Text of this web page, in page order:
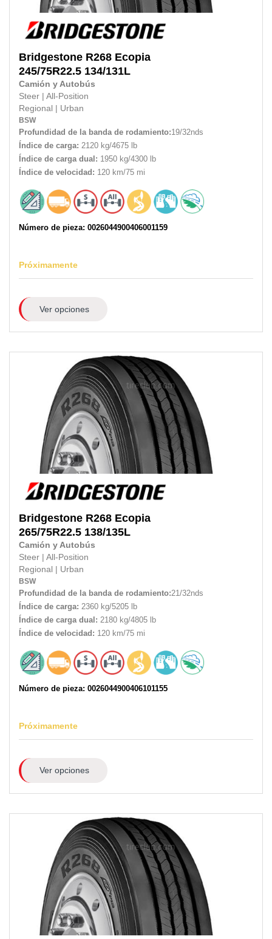
Bridgestone R268 Ecopia
245/75R22.5 134/131L
Camión y Autobús
Steer
All-Position
Regional
Urban
BSW
Profundidad de la banda de rodamiento:19/32nds
Índice de carga: 2120 kg/4675 lb
Índice de carga dual: 1950 kg/4300 lb
Índice de velocidad: 120 km/75 mi
Número de pieza: 0026044900406001159
Próximamente
Ver opciones
Bridgestone R268 Ecopia
265/75R22.5 138/135L
Camión y Autobús
Steer
All-Position
Regional
Urban
BSW
Profundidad de la banda de rodamiento:21/32nds
Índice de carga: 2360 kg/5205 lb
Índice de carga dual: 2180 kg/4805 lb
Índice de velocidad: 120 km/75 mi
Número de pieza: 0026044900406101155
Próximamente
Ver opciones